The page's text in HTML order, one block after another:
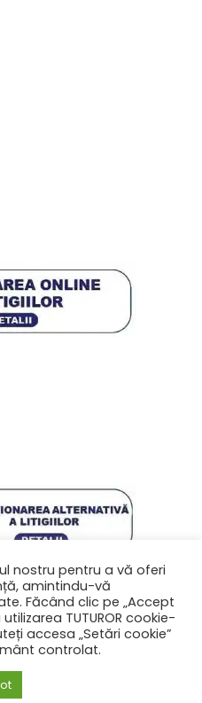
în cadrul proiectului
nostru pentru a vă oferi
amintindu-vă
Făcând clic pe „Accept
TUTUROR cookie-
accesa „Setări cookie”
controlat.